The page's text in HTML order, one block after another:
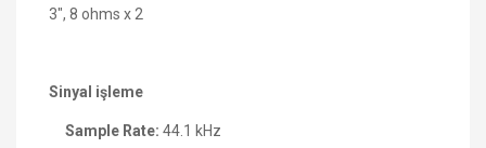
3", 8 ohms x 2
Sinyal işleme
Sample Rate: 44.1 kHz